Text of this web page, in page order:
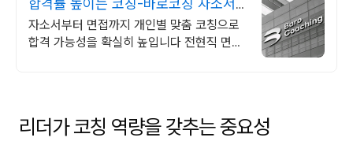
합격률 높이는 코칭-바로코칭 자소서
및 면접대비 완벽정리
자소서부터 면접까지 개인별 맞춤 코칭으로
합격 가능성을 확실히 높입니다 전현직 면접
리더가 코칭 역량을 갖추는 중요성